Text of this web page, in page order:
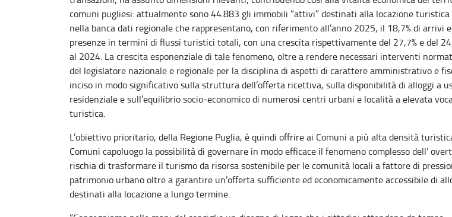
comuni pugliesi: attualmente sono 44.883 gli immobili “attivi” destinati alla locazione
nella banca dati regionale che rappresentano, con riferimento all’anno 2025, il 18,7% di arrivi
presenze in termini di flussi turistici totali, con una crescita rispettivamente del 27,7% e del
al 2024. La crescita esponenziale di tale fenomeno, oltre a rendere necessari interventi
del legislatore nazionale e regionale per la disciplina di aspetti di carattere amministrativo e
inciso in modo significativo sulla struttura dell’offerta ricettiva, sulla disponibilità di alloggi a
residenziale e sull’equilibrio socio‑economico di numerosi centri urbani e località a elevata
turistica.
L’obiettivo prioritario, della Regione Puglia, è quindi offrire ai Comuni a più alta densità
Comuni capoluogo la possibilità di governare in modo efficace il fenomeno complesso dell’
rischia di trasformare il turismo da risorsa sostenibile per le comunità locali a fattore di
patrimonio urbano oltre a garantire un’offerta sufficiente ed economicamente accessibile di
destinati alla locazione a lungo termine.